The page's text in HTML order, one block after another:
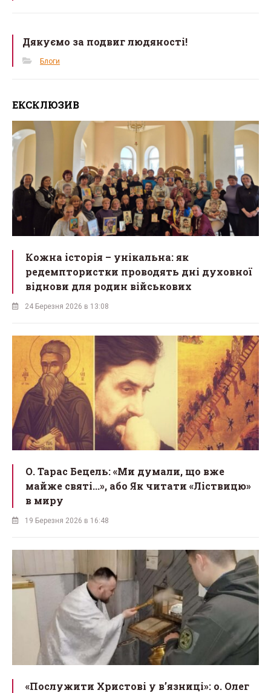
Дякуємо за подвиг людяності!
Блоги
ЕКСКЛЮЗИВ
Кожна історія – унікальна: як
редемптористки проводять дні духовної
віднови для родин військових
24 Березня 2026 в 13:08
О. Тарас Бецель: «Ми думали, що вже
майже святі...», або Як читати «Ліствицю»
в миру
19 Березня 2026 в 16:48
«Послужити Христові у вʼязниці»: о. Олег